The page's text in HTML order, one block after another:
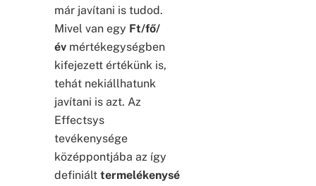
már javítani is tudod.
Mivel van egy Ft/fő/
évmértékegységben
kifejezett értékünk is,
tehát nekiállhatunk
javítani is azt. Az
Effectsys
tevékenysége
középpontjába az így
definiált termelékenysé